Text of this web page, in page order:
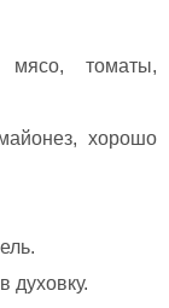
мясо, томаты,
хорошо
духовку.